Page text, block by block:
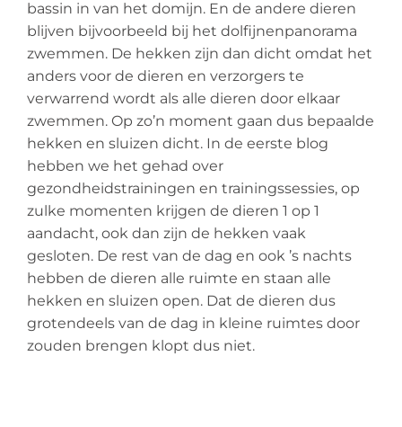
bassin in van het domijn. En de andere dieren
blijven bijvoorbeeld bij het dolfijnenpanorama
zwemmen. De hekken zijn dan dicht omdat het
anders voor de dieren en verzorgers te
verwarrend wordt als alle dieren door elkaar
zwemmen. Op zo’n moment gaan dus bepaalde
hekken en sluizen dicht. In de eerste blog
hebben we het gehad over
gezondheidstrainingen en trainingssessies, op
zulke momenten krijgen de dieren 1 op 1
aandacht, ook dan zijn de hekken vaak
gesloten. De rest van de dag en ook ’s nachts
hebben de dieren alle ruimte en staan alle
hekken en sluizen open. Dat de dieren dus
grotendeels van de dag in kleine ruimtes door
zouden brengen klopt dus niet.